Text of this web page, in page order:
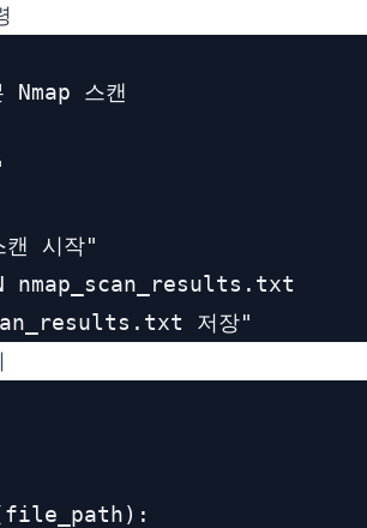
Nmap 스캔
캔 시작"
nmap_scan_results.txt